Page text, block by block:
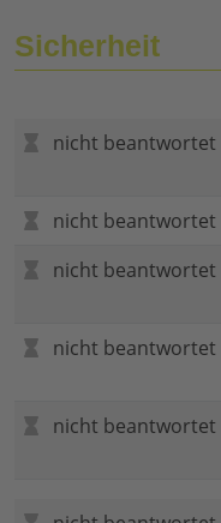
Sicherheit
nicht beantwortet
nicht beantwortet
nicht beantwortet
nicht beantwortet
nicht beantwortet